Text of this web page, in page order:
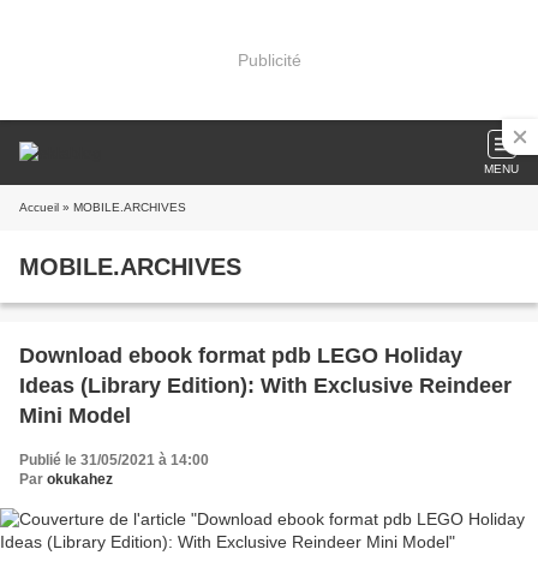
Publicité
MENU
Accueil » MOBILE.ARCHIVES
MOBILE.ARCHIVES
Download ebook format pdb LEGO Holiday
Ideas (Library Edition): With Exclusive Reindeer
Mini Model
Publié le 31/05/2021 à 14:00
Par okukahez